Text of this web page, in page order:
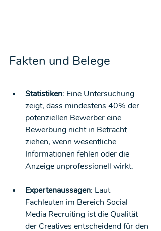
Fakten und Belege
Statistiken: Eine Untersuchung
zeigt, dass mindestens 40% der
potenziellen Bewerber eine
Bewerbung nicht in Betracht
ziehen, wenn wesentliche
Informationen fehlen oder die
Anzeige unprofessionell wirkt.
Expertenaussagen: Laut
Fachleuten im Bereich Social
Media Recruiting ist die Qualität
der Creatives entscheidend für den